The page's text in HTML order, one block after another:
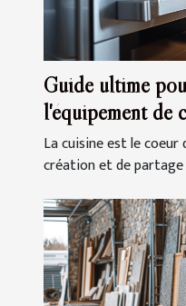
Guide ultime
l'équipement de
La cuisine est le coeur
création et de partage